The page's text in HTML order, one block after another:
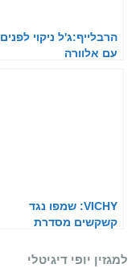
הרבלייף:ג'ל ניקוי לפנים
עם אלוורה
VICHY: שמפו נגד
קשקשים מסדרת
למגזין יופי דיגיטלי